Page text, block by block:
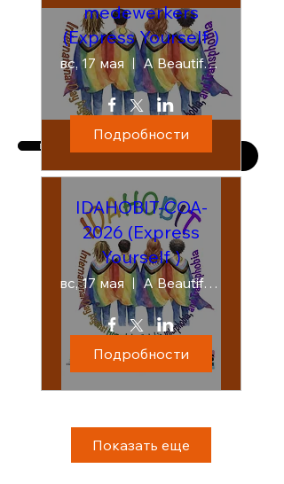
ПОДДЕРЖАТЬ НАС
medewerkers
(Express Yourself )
вс, 17 мая A Beautiful Mess - Amsterdam
Подробности
IDAHOBIT-COA-
2026 (Express
Yourself )
вс, 17 мая A Beautiful Mess - Amsterdam
Подробности
Показать еще